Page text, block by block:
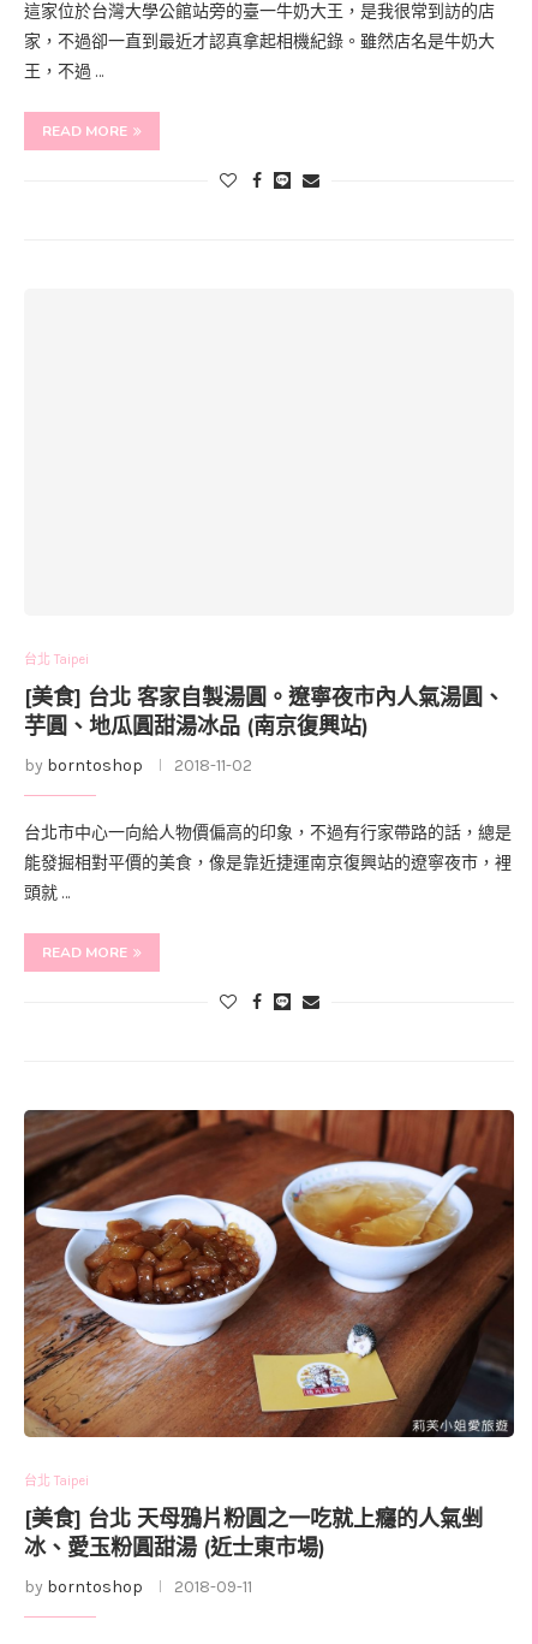
這家位於台灣大學公館站旁的臺一牛奶大王，是我很常到訪的店
家，不過卻一直到最近才認真拿起相機紀錄。雖然店名是牛奶大
王，不過 …
READ MORE
台北 Taipei
[美食] 台北 客家自製湯圓。遼寧夜市內人氣湯圓、
芋圓、地瓜圓甜湯冰品 (南京復興站)
by borntoshop 2018-11-02
台北市中心一向給人物價偏高的印象，不過有行家帶路的話，總是
能發掘相對平價的美食，像是靠近捷運南京復興站的遼寧夜市，裡
頭就 …
READ MORE
台北 Taipei
[美食] 台北 天母鴉片粉圓之一吃就上癮的人氣剉
冰、愛玉粉圓甜湯 (近士東市場)
by borntoshop 2018-09-11